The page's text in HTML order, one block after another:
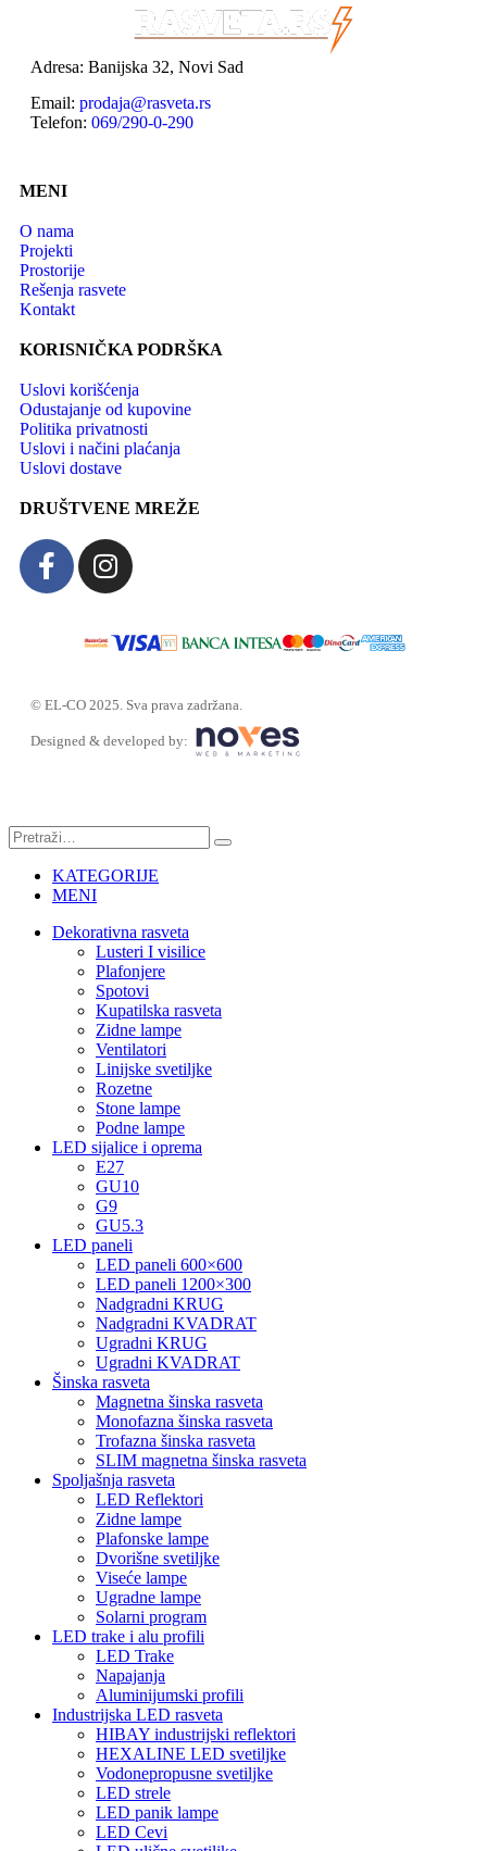
Adresa: Banijska 32, Novi Sad
Email: prodaja@rasveta.rs
Telefon: 069/290-0-290
MENI
O nama
Projekti
Prostorije
Rešenja rasvete
Kontakt
KORISNIČKA PODRŠKA
Uslovi korišćenja
Odustajanje od kupovine
Politika privatnosti
Uslovi i načini plaćanja
Uslovi dostave
DRUŠTVENE MREŽE
© EL-CO 2025. Sva prava zadržana.
Designed & developed by:
KATEGORIJE
MENI
Dekorativna rasveta
Lusteri I visilice
Plafonjere
Spotovi
Kupatilska rasveta
Zidne lampe
Ventilatori
Linijske svetiljke
Rozetne
Stone lampe
Podne lampe
LED sijalice i oprema
E27
GU10
G9
GU5.3
LED paneli
LED paneli 600×600
LED paneli 1200×300
Nadgradni KRUG
Nadgradni KVADRAT
Ugradni KRUG
Ugradni KVADRAT
Šinska rasveta
Magnetna šinska rasveta
Monofazna šinska rasveta
Trofazna šinska rasveta
SLIM magnetna šinska rasveta
Spoljašnja rasveta
LED Reflektori
Zidne lampe
Plafonske lampe
Dvorišne svetiljke
Viseće lampe
Ugradne lampe
Solarni program
LED trake i alu profili
LED Trake
Napajanja
Aluminijumski profili
Industrijska LED rasveta
HIBAY industrijski reflektori
HEXALINE LED svetiljke
Vodonepropusne svetiljke
LED strele
LED panik lampe
LED Cevi